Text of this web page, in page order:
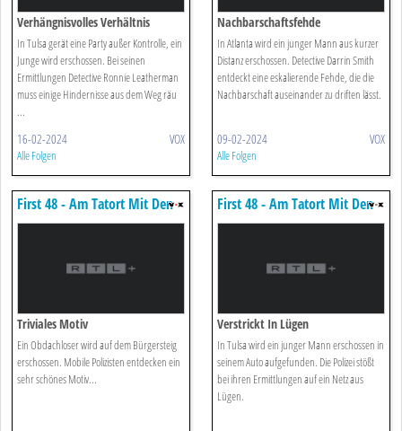
Verhängnisvolles Verhältnis
In Tulsa gerät eine Party außer Kontrolle, ein
Junge wird erschossen. Bei seinen
Ermittlungen Detective Ronnie Leatherman
muss einige Hindernisse aus dem Weg räu
...
16-02-2024 VOX
Alle Folgen
Nachbarschaftsfehde
In Atlanta wird ein junger Mann aus kurzer
Distanz erschossen. Detective Darrin Smith
entdeckt eine eskalierende Fehde, die die
Nachbarschaft auseinander zu driften lässt.
09-02-2024 VOX
Alle Folgen
First 48 - Am Tatort Mit Den
Us-ermittlern
Triviales Motiv
Ein Obdachloser wird auf dem Bürgersteig
erschossen. Mobile Polizisten entdecken ein
sehr schönes Motiv...
First 48 - Am Tatort Mit Den
Us-ermittlern
Verstrickt In Lügen
In Tulsa wird ein junger Mann erschossen in
seinem Auto aufgefunden. Die Polizei stößt
bei ihren Ermittlungen auf ein Netz aus
Lügen.